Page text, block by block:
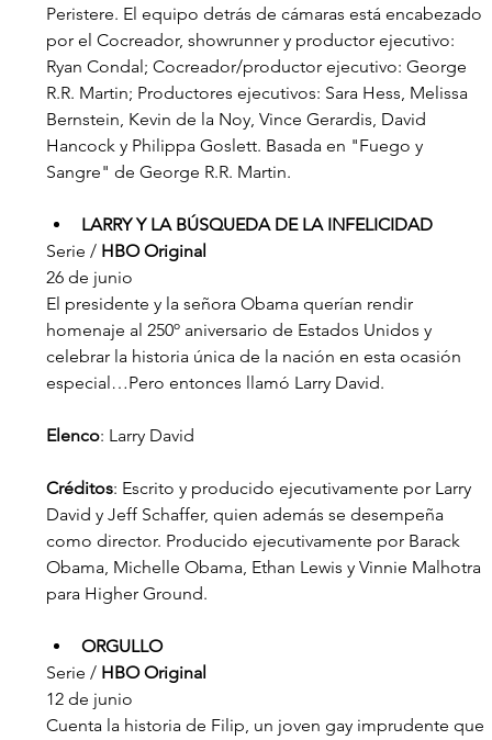
Peristere. El equipo detrás de cámaras está encabezado
por el Cocreador, showrunner y productor ejecutivo:
Ryan Condal; Cocreador/productor ejecutivo: George
R.R. Martin; Productores ejecutivos: Sara Hess, Melissa
Bernstein, Kevin de la Noy, Vince Gerardis, David
Hancock y Philippa Goslett. Basada en "Fuego y
Sangre" de George R.R. Martin.
LARRY Y LA BÚSQUEDA DE LA INFELICIDAD
Serie / HBO Original
26 de junio
El presidente y la señora Obama querían rendir
homenaje al 250º aniversario de Estados Unidos y
celebrar la historia única de la nación en esta ocasión
especial…Pero entonces llamó Larry David.
Elenco: Larry David
Créditos: Escrito y producido ejecutivamente por Larry
David y Jeff Schaffer, quien además se desempeña
como director. Producido ejecutivamente por Barack
Obama, Michelle Obama, Ethan Lewis y Vinnie Malhotra
para Higher Ground.
ORGULLO
Serie / HBO Original
12 de junio
Cuenta la historia de Filip, un joven gay imprudente que